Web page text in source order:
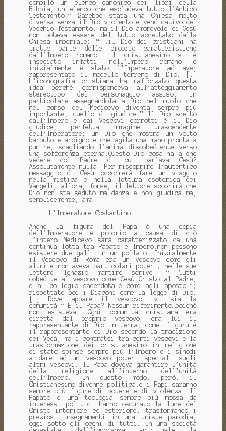
compilò un elenco canonico dei libri della
Bibbia, un elenco che escludeva tutto l’Antico
Testamento.” Sarebbe stata una Chiesa molto
diversa senza il Dio violento e vendicativo del
Vecchio Testamento, ma il Dio amorevole di Gesù
non poteva essere del tutto accettato dalla
Chiesa imperiale: “ …il Dio dei cristiani ha
tratto parte delle proprie caratteristiche
dall’Impero romano: il cristianesimo si è
insediato infatti nell’Impero romano e
inizialmente è stato l’Imperatore ad aver
rappresentato il modello terreno di Dio. […]
L’iconografia cristiana ha rafforzato questa
idea perché corrispondeva all’atteggiamento
stereotipo del personaggio assiso, in
particolare assegnandola a Dio nel ruolo che
nel corso del Medioevo diventa sempre più
importante, quello di giudice.” Il Dio scelto
dall’Impero e dai Vescovi corrotti è il Dio
giudice, perfetta immagine trascendente
dell’Imperatore; un Dio che mostra un volto
barbuto e arcigno e che agita una mano pronta a
punire, scagliando l’anima disobbediente verso
una sofferenza eterna…Questo Dio cosa ha a che
vedere col Padre di cui parlava Gesù?
Assolutamente nulla. Per riscoprire l’autentico
messaggio di Gesù occorrerà fare un viaggio
nella mistica e nella lettura esoterica dei
Vangeli; allora, forse, il lettore scoprirà che
Dio non sta seduto ma danza e non giudica ma,
semplicemente, ama.
L’Imperatore Costantino
Anche la figura del Papa è una copia
dell’Imperatore e proprio a causa di ciò
l’intero Medioevo sarà caratterizzato da una
continua lotta tra Papato e Impero…non possono
esistere due galli in un pollaio. Inizialmente
il Vescovo di Roma era un vescovo come gli
altri e non aveva particolari poteri; nelle sue
lettere Ignazio martire scrive: “ Tutti
obbedite al vescovo come Gesù Cristo al Padre,
e al collegio sacerdotale come agli apostoli;
rispettate poi i Diaconi come la legge di Dio.
[…] Dove appare il vescovo ivi sia la
comunità.” E il Papa? Nessun riferimento…poiché
non esisteva. Ogni comunità cristiana era
diretta dal proprio vescovo; era lui il
rappresentante di Dio in terra, come il guru è
il rappresentante di Dio secondo la tradizione
dei Veda; ma i contratsi tra certi vescovi e la
trasformazione dei cristianesimo in religione
di stato spinse sempre più l’Impero e i sinodi
a dare ad un vescovo poteri speciali sugli
altri vescovi. Il Papa doveva garantire l’unità
della religione all’interno dell’unità
dell’Impero. In questo modo, però, il
Cristianesimo divenne politica…e i Papi saranno
sempre più figure di potere e di violenza. Il
Papato e una teologia sempre più mossa da
interessi politici hanno oscurato la luce del
Cristo interiore ed esteriore, trasformando i
preziosi insegnamenti in una triste parodia,
oggi sotto gli occhi di tutti. In una società